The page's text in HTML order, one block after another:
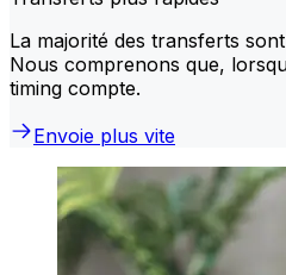
La majorité des transferts sont
Nous comprenons que,
timing compte.
Envoie plus vite